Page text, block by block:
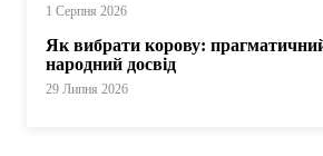
1 Серпня 2026
Як вибрати корову:
народний досвід
29 Липня 2026